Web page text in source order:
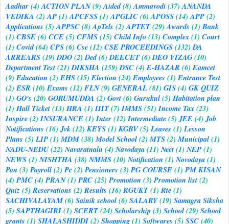
Aadhar(4) ACTION PLAN(9) Aided(8) Ammavodi(37) ANANDA
VEDIKA (2) AP(1) APCFSS(1) APGLIC(6) APOSS(14) APP(2)
Applications (5) APPSC(8) ApTels (2) APTET(29) Awards (1) Bank
(1) CBSE(6) CCE(5) CFMS(15) Child Info(13) Complex(1) Court
(1) Covid(64) CPS(6) Cse(12) CSE PROCEEDINGS(132) DA
ARREARS(19) DDO(2) Ded(6) DEECET(6) DEO VIZAG(10)
Department Test(21) DIKSHA (159) DSC(4) E-HAZAR (6) Eamcet
(9) Education (2) EHS(15) Election (24) Employees (1) Entrance Test
(2) ESR (10) Exams (12) FLN(9) GENERAL(81) GIS(4) GK QUIZ
(1) GO's (20) GORUMUDDA (2) Govt(6) Gurukul(5) Habitation plan
(1) Hall Ticket(13) HRA (1) IIIT(7) IMMS(51) Income Tax(23)
Inspire(2) INSURANCE(1) Inter(12) Intermediate(5) JEE(4) Job
Notifications (16) Jvk(12) KEYS(1) KGBV(5) Leaves (1) Lesson
Plans (5) LIP(1) MDM(38) Model School(2) MTS(2) Municipal(1)
NADU-NEDU(22) Navaratnalu (4) Navodaya(11) Neet(1) NEP(1)
NEWS(1) NISHTHA (38) NMMS(10) Notification (1) Novodaya(1)
Pan (3) Payroll(2) Pc(2) Pensioners (3) PG COURSE(1) PM KISAN
(4) PMC(4) PRAN(1) PRC(25) Promotion (3) Promotion list(2)
Quiz(5) Reservations (2) Results (16) RGUKT(1) Rte(1)
SACHIVALAYAM(6) Sainik school(6) SALARY(19) Samagra Siksha
(5) SAPTHAGIRI(1) SCERT(24) Scholarship(3) School(29) School
grants (1) SHALASHIDDI(2) Shopping(1) Softwares (5) SSC(40)